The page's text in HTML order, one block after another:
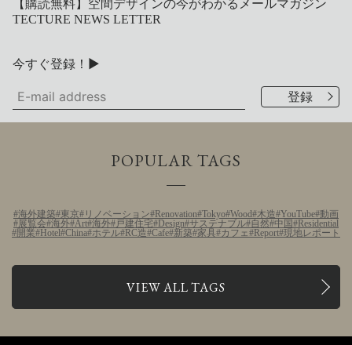
【購読無料】空間デザインの今がわかるメールマガジン
TECTURE NEWS LETTER
今すぐ登録！▶
POPULAR TAGS
海外建築 東京 リノベーション Renovation Tokyo Wood 木造 YouTube 動画
展覧会 海外 Art 海外 戸建住宅 Design サステナブル 自然 中国 Residential
開業 Hotel China ホテル RC造 Cafe 新築 家具 カフェ Report 現地レポート
VIEW ALL TAGS